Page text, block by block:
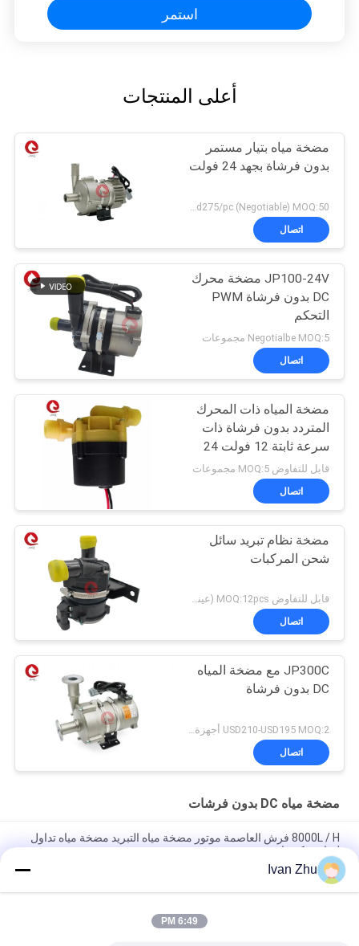
استمر
أعلى المنتجات
مضخة مياه بتيار مستمر
بدون فرشاة بجهد 24 فولت
USD245-usd275/pc (Negotiable) MOQ:50 جهاز كمبيوتر شخصى
اتصال
JP100-24V مضخة محرك
DC بدون فرشاة PWM
التحكم
Negotialbe MOQ:5 مجموعات
اتصال
مضخة المياه ذات المحرك
المتردد بدون فرشاة ذات
سرعة ثابتة 12 فولت 24
فولت
قابل للتفاوض MOQ:5 مجموعات
اتصال
مضخة نظام تبريد سائل
شحن المركبات
قابل للتفاوض MOQ:12pcs (عينة متاحة)
اتصال
JP300C مع مضخة المياه
DC بدون فرشاة
USD210-USD195 MOQ:2 أجهزة كمبيوتر (عينة متاحة)
اتصال
مضخة مياه DC بدون فرشات
8000L / H فرش العاصمة موتور مضخة مياه التبريد مضخة مياه تداول
لشاحنة كهربائية
الكهربائية
IP67 24VDC مضخة مياه محرك DC بدون فرشات للمركبات الكهربائية
Ivan Zhu
6:49 PM